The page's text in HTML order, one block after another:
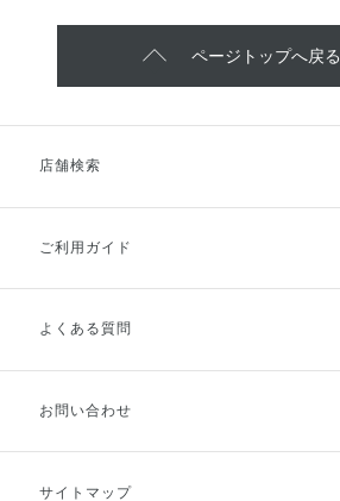
ページトップへ戻る
店舗検索
ご利用ガイド
ご利用ガイドトップ
お支払方法
キャンセル・返品・交換
よくある質問
お問い合わせ
サイトマップ